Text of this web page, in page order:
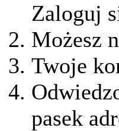
Zaloguj
Możesz
Twoje
pasek